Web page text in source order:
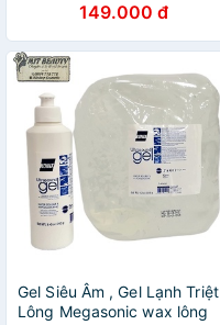
149.000 đ
Gel Siêu Âm , Gel Lạnh Triệt
Lông Megasonic wax lông